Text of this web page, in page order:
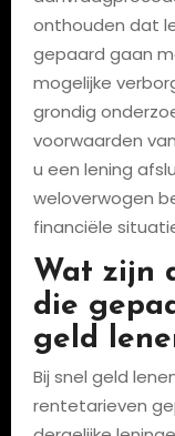
onthouden dat
gepaard gaan
mogelijke
grondig
voorwaarden
u een lening
weloverwogen
financiële
Wat zijn
die
geld
Bij snel geld
rentetarieven